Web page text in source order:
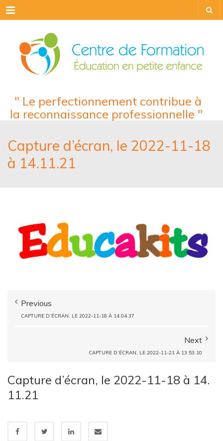
Menu
" Le perfectionnement contribue à
la reconnaissance professionnelle "
Capture d’écran, le 2022-11-18
à 14.11.21
Previous
CAPTURE D’ÉCRAN, LE 2022-11-18 À 14.04.37
Next
CAPTURE D’ÉCRAN, LE 2022-11-21 À 13.53.10
Capture d’écran, le 2022-11-18 à 14.
11.21